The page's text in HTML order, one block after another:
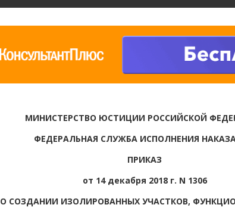
МИНИСТЕРСТВО ЮСТИЦИИ РОССИЙСКОЙ
ФЕДЕРАЛЬНАЯ СЛУЖБА ИСПОЛНЕНИЯ
ПРИКАЗ
от 14 декабря 2018 г. N 1306
О СОЗДАНИИ ИЗОЛИРОВАННЫХ УЧАСТКОВ,